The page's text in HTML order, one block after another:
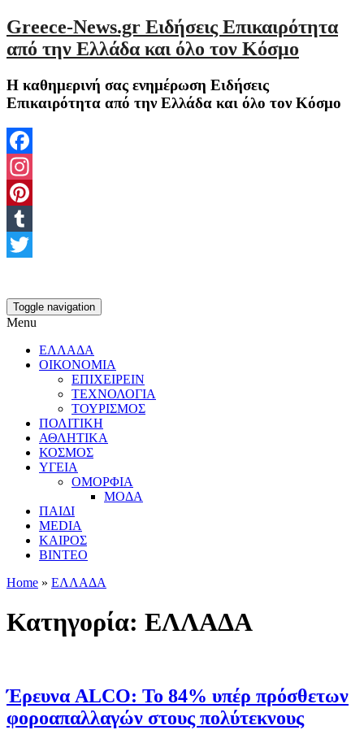
Greece-News.gr Ειδήσεις Επικαιρότητα
από την Ελλάδα και όλο τον Κόσμο
Η καθημερινή σας ενημέρωση Ειδήσεις
Επικαιρότητα από την Ελλάδα και όλο τον Κόσμο
Facebook
Instagram
Pinterest
Tumblr
Toggle navigation
Menu
ΕΛΛΑΔΑ
ΟΙΚΟΝΟΜΙΑ
ΕΠΙΧΕΙΡΕΙΝ
ΤΕΧΝΟΛΟΓΙΑ
ΤΟΥΡΙΣΜΟΣ
ΠΟΛΙΤΙΚΗ
ΑΘΛΗΤΙΚΑ
ΚΟΣΜΟΣ
ΥΓΕΙΑ
ΟΜΟΡΦΙΑ
ΜΟΔΑ
ΠΑΙΔΙ
MEDIA
ΚΑΙΡΟΣ
ΒΙΝΤΕΟ
Home » ΕΛΛΑΔΑ
Κατηγορία: ΕΛΛΑΔΑ
Έρευνα ALCO: Το 84% υπέρ πρόσθετων
φοροαπαλλαγών στους πολύτεκνους